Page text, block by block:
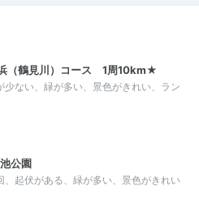
（鶴見川）コース 1周10km★
少ない、緑が多い、景色がきれい、ラン
公園
、起伏がある、緑が多い、景色がきれい